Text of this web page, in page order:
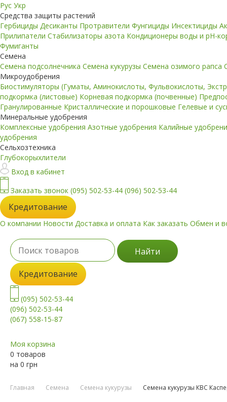
Рус Укр
Средства защиты растений
Гербициды Десиканты Протравители Фунгициды Инсектициды
Прилипатели Стабилизаторы азота Кондиционеры воды и pH-
Фумиганты
Семена
Семена подсолнечника Семена кукурузы Семена озимого рапса
Микроудобрения
Биостимуляторы (Гуматы, Аминокислоты, Фульвокислоты,
подкормка (листовые) Корневая подкормка (почвенные)
Гранулированные Кристаллические и порошковые Гелевые и
Минеральные удобрения
Комплексные удобрения Азотные удобрения Калийные
удобрения
Сельхозтехника
Глубокорыхлители
Вход в кабинет
Заказать звонок (095) 502-53-44 (096) 502-53-44
Кредитование
О компании Новости Доставка и оплата Как заказать Обмен и
Найти
Кредитование
(095) 502-53-44
(096) 502-53-44
(067) 558-15-87
Моя корзина
0 товаров
на 0 грн
Главная Семена Семена кукурузы Семена кукурузы КВС